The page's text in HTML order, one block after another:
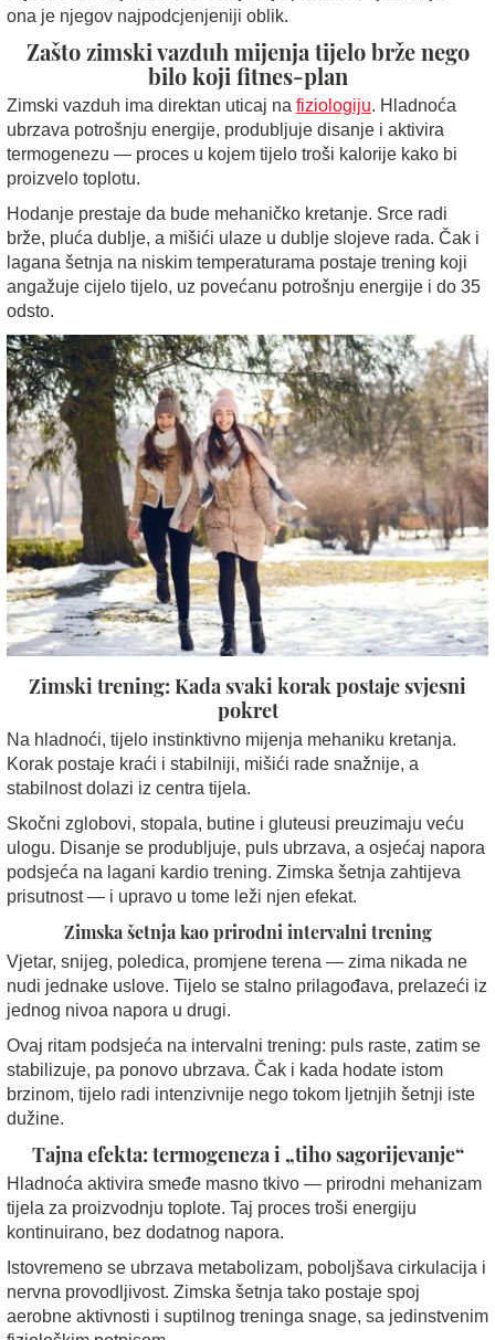
ona je njegov najpodcjenjeniji oblik.
Zašto zimski vazduh mijenja tijelo brže nego
bilo koji fitnes-plan
Zimski vazduh ima direktan uticaj na fiziologiju. Hladnoća
ubrzava potrošnju energije, produbljuje disanje i aktivira
termogenezu — proces u kojem tijelo troši kalorije kako bi
proizvelo toplotu.
Hodanje prestaje da bude mehaničko kretanje. Srce radi
brže, pluća dublje, a mišići ulaze u dublje slojeve rada. Čak i
lagana šetnja na niskim temperaturama postaje trening koji
angažuje cijelo tijelo, uz povećanu potrošnju energije i do 35
odsto.
Zimski trening: Kada svaki korak postaje svjesni
pokret
Na hladnoći, tijelo instinktivno mijenja mehaniku kretanja.
Korak postaje kraći i stabilniji, mišići rade snažnije, a
stabilnost dolazi iz centra tijela.
Skočni zglobovi, stopala, butine i gluteusi preuzimaju veću
ulogu. Disanje se produbljuje, puls ubrzava, a osjećaj napora
podsjeća na lagani kardio trening. Zimska šetnja zahtijeva
prisutnost — i upravo u tome leži njen efekat.
Zimska šetnja kao prirodni intervalni trening
Vjetar, snijeg, poledica, promjene terena — zima nikada ne
nudi jednake uslove. Tijelo se stalno prilagođava, prelazeći iz
jednog nivoa napora u drugi.
Ovaj ritam podsjeća na intervalni trening: puls raste, zatim se
stabilizuje, pa ponovo ubrzava. Čak i kada hodate istom
brzinom, tijelo radi intenzivnije nego tokom ljetnjih šetnji iste
dužine.
Tajna efekta: termogeneza i „tiho sagorijevanje“
Hladnoća aktivira smeđe masno tkivo — prirodni mehanizam
tijela za proizvodnju toplote. Taj proces troši energiju
kontinuirano, bez dodatnog napora.
Istovremeno se ubrzava metabolizam, poboljšava cirkulacija i
nervna provodljivost. Zimska šetnja tako postaje spoj
aerobne aktivnosti i suptilnog treninga snage, sa jedinstvenim